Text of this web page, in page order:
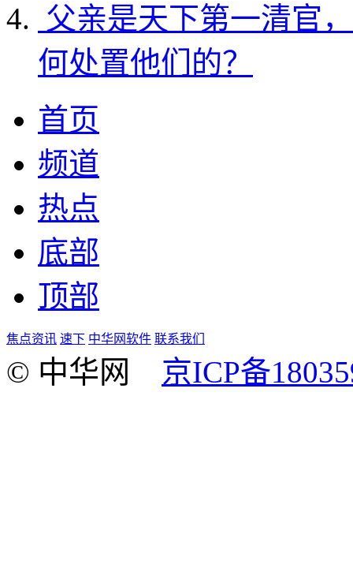
父亲是天下第一清官
何处置他们的？
首页
频道
热点
底部
顶部
焦点资讯 速下 中华网软件 联系我们
© 中华网 京ICP备